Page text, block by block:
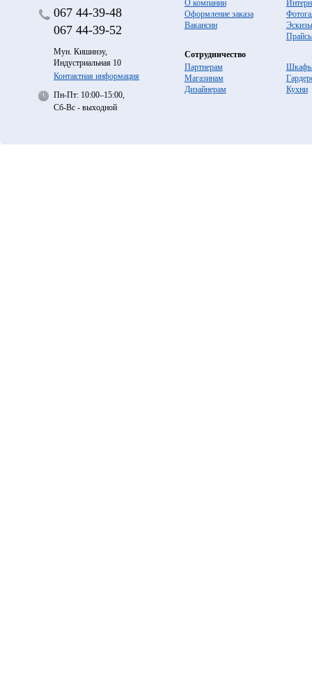
067 44-39-48
067 44-39-52
Мун. Кишинэу,
Индустриальная 10
Контактная информация
Пн-Пт: 10:00–15:00,
Сб-Вс - выходной
О компании
Оформление заказа
Вакансии
Эскизы
Сотрудничество
Партнерам
Магазинам
Дизайнерам
Кухни